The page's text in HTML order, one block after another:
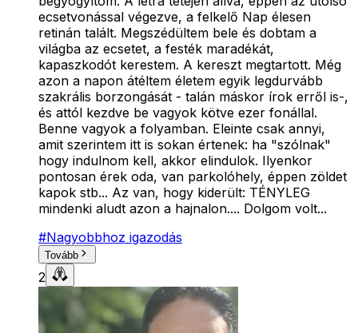
ecsetvonással végezve, a felkelő Nap élesen
retinán talált. Megszédültem bele és dobtam a
világba az ecsetet, a festék maradékát,
kapaszkodót kerestem. A kereszt megtartott. Még
azon a napon átéltem életem egyik legdurvább
szakrális borzongását - talán máskor írok erről is-,
és attól kezdve be vagyok kötve ezer fonállal.
Benne vagyok a folyamban. Eleinte csak annyi,
amit szerintem itt is sokan értenek: ha "szólnak"
hogy indulnom kell, akkor elindulok. Ilyenkor
pontosan érek oda, van parkolóhely, éppen zöldet
kapok stb... Az van, hogy kiderült: TÉNYLEG
mindenki aludt azon a hajnalon.... Dolgom volt...
#Nagyobbhoz igazodás
Tovább
2